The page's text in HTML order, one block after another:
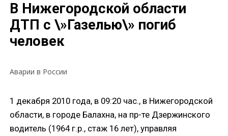
В Нижегородской области
ДТП с \»Газелью\» погиб
человек
Аварии в России
1 декабря 2010 года, в 09:20 час., в Нижегородской
области, в городе Балахна, на пр-те Дзержинского
водитель (1964 г.р., стаж 16 лет), управляя